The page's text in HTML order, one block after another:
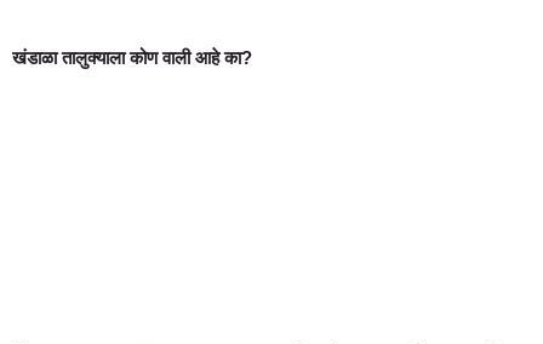
खंडाळा तालुक्याला कोण वाली आहे का?